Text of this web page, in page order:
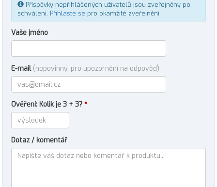
Příspěvky nepřihlášených uživatelů jsou zveřejněny po
schválení. Přihlaste se pro okamžité zveřejnění.
Vaše jméno
E-mail (nepovinný, pro upozornění na odpověď)
Ověření: Kolik je 3 + 3? *
Dotaz / komentář